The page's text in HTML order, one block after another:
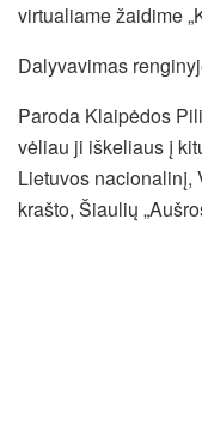
virtualiame žaidime
Dalyvavimas
Paroda Klaipėdos
vėliau ji iškeliaus į
Lietuvos nacionalinį,
krašto, Šiaulių